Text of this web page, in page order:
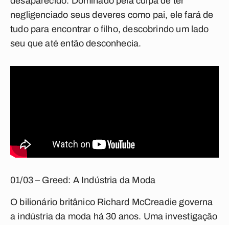
negligenciado seus deveres como pai, ele fará de
tudo para encontrar o filho, descobrindo um lado
seu que até então desconhecia.
01/03 – Greed: A Indústria da Moda
O bilionário britânico Richard McCreadie governa
a indústria da moda há 30 anos. Uma investigação